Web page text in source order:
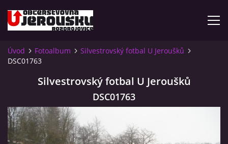
ÚVOD
VIDLÁCKÝ VÍCEBOJ 2023 - VIDEO
Úvod Fotoalbum
Silvestrovský fotbal U Jeroušků
DSC01763
Silvestrovský fotbal U Jeroušků
DSC01763